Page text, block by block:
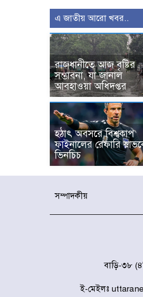
এ জাতীয় আরো খবর..
রাজধানীতে আজ বৃষ্টির
সম্ভাবনা, যা জানাল
আবহাওয়া অধিদপ্তর
হঠাৎ অবসরে বিশ্বকাপ
ফাইনালের রেফারি
ভিনচিচ
সম্পাদকীয়
বাড়ি-৩৮
ই-মেইলঃ